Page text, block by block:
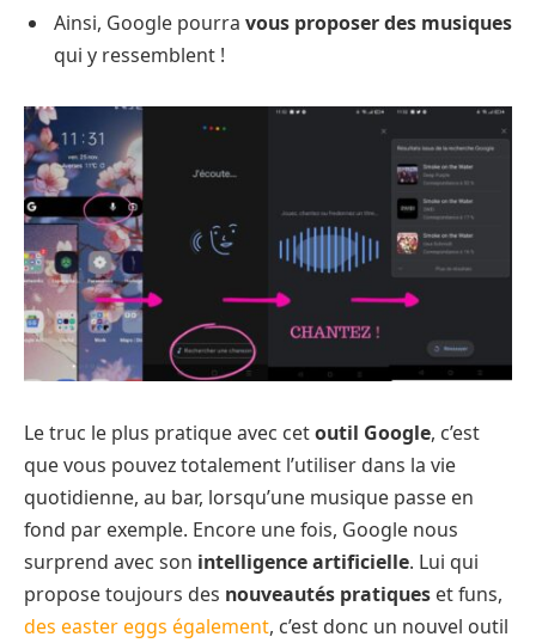
Ainsi, Google pourra vous proposer des musiques
qui y ressemblent !
Le truc le plus pratique avec cetoutil Google, c’est
que vous pouvez totalement l’utiliser dans la vie
quotidienne, au bar, lorsqu’une musique passe en
fond par exemple. Encore une fois, Google nous
surprend avec son intelligence artificielle. Lui qui
propose toujours des nouveautés pratiques et funs,
des easter eggs également, c’est donc un nouvel outil